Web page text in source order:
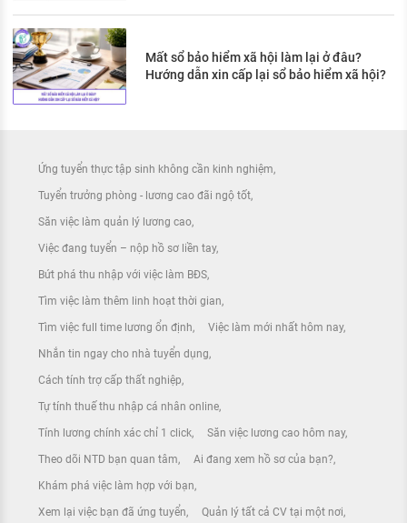
Mất sổ bảo hiểm xã hội làm lại ở đâu?
Hướng dẫn xin cấp lại sổ bảo hiểm xã hội?
Ứng tuyển thực tập sinh không cần kinh nghiệm
Tuyển trưởng phòng - lương cao đãi ngộ tốt
Săn việc làm quản lý lương cao
Việc đang tuyển – nộp hồ sơ liền tay
Bứt phá thu nhập với việc làm BĐS
Tìm việc làm thêm linh hoạt thời gian
Tìm việc full time lương ổn định Việc làm mới nhất hôm nay
Nhắn tin ngay cho nhà tuyển dụng
Cách tính trợ cấp thất nghiệp
Tự tính thuế thu nhập cá nhân online
Tính lương chính xác chỉ 1 click Săn việc lương cao hôm nay
Theo dõi NTD bạn quan tâm Ai đang xem hồ sơ của bạn?
Khám phá việc làm hợp với bạn
Xem lại việc bạn đã ứng tuyển Quản lý tất cả CV tại một nơi